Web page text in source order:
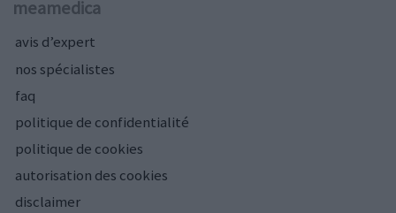
meamedica
avis d’expert
nos spécialistes
faq
politique de confidentialité
politique de cookies
autorisation des cookies
disclaimer